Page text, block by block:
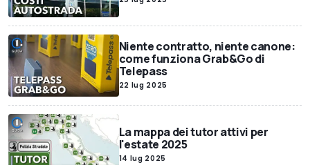
Niente contratto, niente canone:
come funziona Grab&Go di
Telepass
22 lug 2025
La mappa dei tutor attivi per
l'estate 2025
14 lug 2025